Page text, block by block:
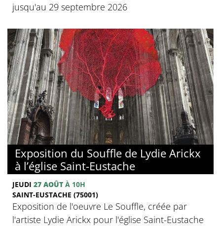
jusqu'au 29 septembre 2026
Exposition du Souffle de Lydie Arickx
à l’église Saint-Eustache
JEUDI 27 AOÛT À 10H
SAINT-EUSTACHE (75001)
Exposition de l'oeuvre Le Souffle, créée par
l'artiste Lydie Arickx pour l'église Saint-Eustache